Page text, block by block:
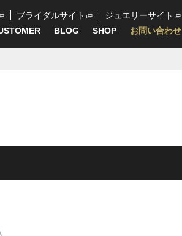
ブライダルサイト
ジュエリーサイト
BLOG SHOP お問い合わせ